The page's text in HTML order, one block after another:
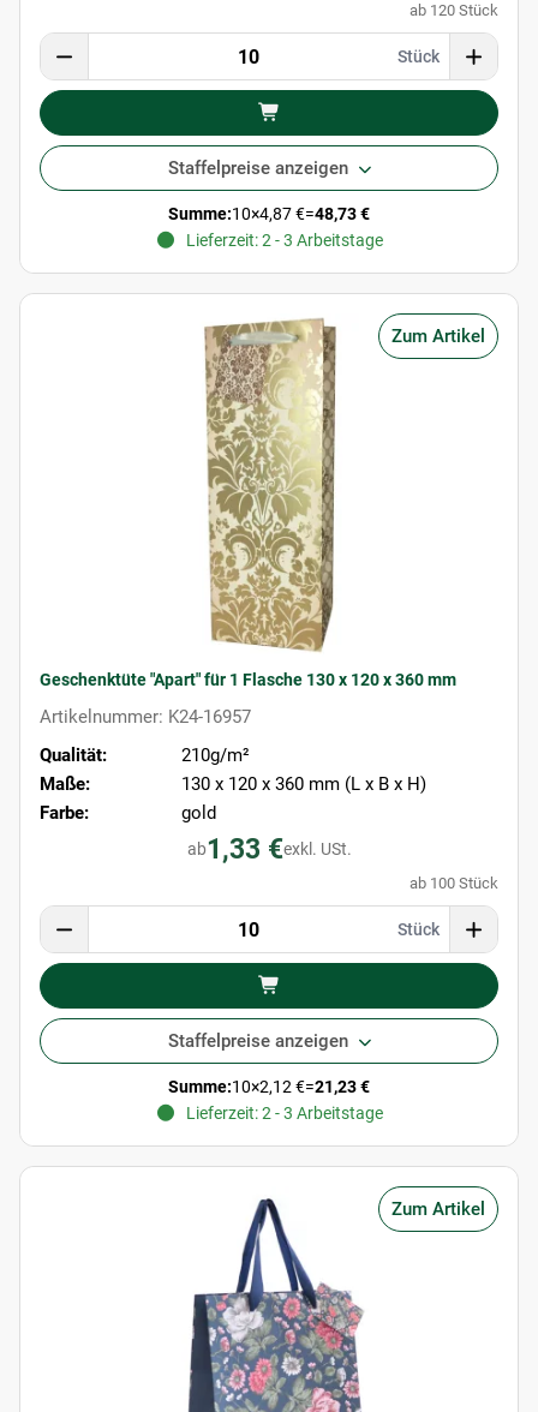
ab 120 Stück
Stück
Staffelpreise anzeigen
Summe:10×4,87 €=48,73 €
Lieferzeit: 2 - 3 Arbeitstage
Zum Artikel
Geschenktüte "Apart" für 1 Flasche 130 x 120 x 360 mm
Artikelnummer: K24-16957
Qualität:
210g/m²
Maße:
130 x 120 x 360 mm (L x B x H)
Farbe:
gold
ab1,33 €exkl. USt.
ab 100 Stück
Stück
Staffelpreise anzeigen
Summe:10×2,12 €=21,23 €
Lieferzeit: 2 - 3 Arbeitstage
Zum Artikel